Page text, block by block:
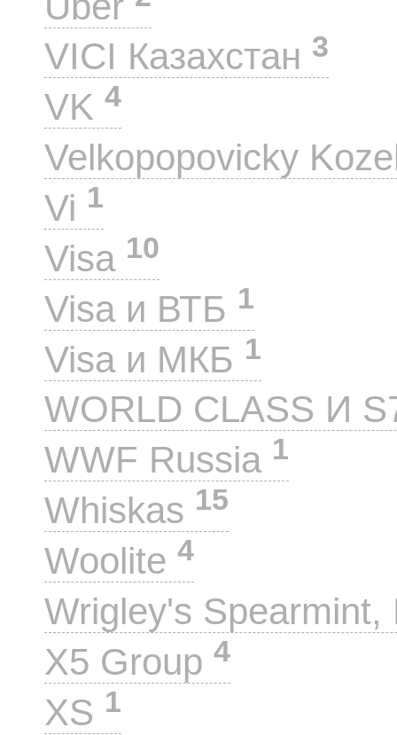
VICI Казахстан 3
VK 4
Velkopopovicky
Vi 1
Visa 10
Visa и ВТБ 1
Visa и МКБ 1
WORLD CLASS И
WWF Russia 1
Whiskas 15
Woolite 4
Wrigley's
X5 Group 4
XS 1